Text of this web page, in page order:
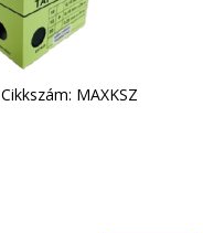
Cikkszám: MAXKSZ